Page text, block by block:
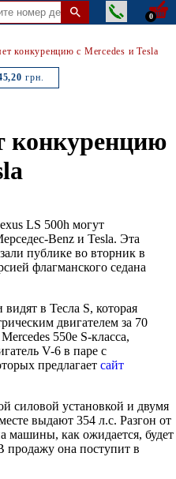
0
конкуренцию с Mercedes и Tesla
грн.
конкуренцию
LS 500h могут
Benz и Tesla. Эта
публике во вторник в
флагманского седана
в Тесла S, которая
двигателем за 70
550e S-класса,
V-6 в паре с
предлагает сайт
силовой установкой и двумя
выдают 354 л.с. Разгон от
машины, как ожидается, будет
продажу она поступит в